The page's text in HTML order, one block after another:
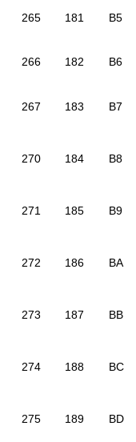
265 181 B5
266 182 B6
267 183 B7
270 184 B8
271 185 B9
272 186 BA
273 187 BB
274 188 BC
275 189 BD